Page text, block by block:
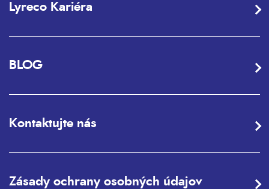
Lyreco Kariéra
BLOG
Kontaktujte nás
Zásady ochrany osobných údajov